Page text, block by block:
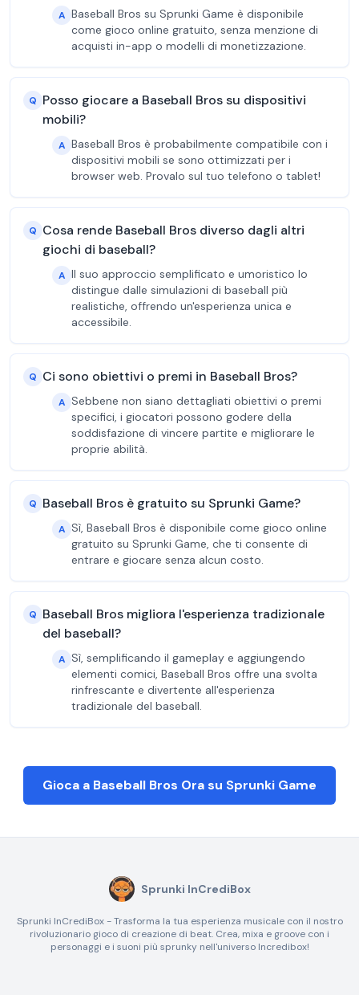
A Baseball Bros su Sprunki Game è disponibile
come gioco online gratuito, senza menzione di
acquisti in-app o modelli di monetizzazione.
Q Posso giocare a Baseball Bros su dispositivi
mobili?
A Baseball Bros è probabilmente compatibile con i
dispositivi mobili se sono ottimizzati per i
browser web. Provalo sul tuo telefono o tablet!
Q Cosa rende Baseball Bros diverso dagli altri
giochi di baseball?
A Il suo approccio semplificato e umoristico lo
distingue dalle simulazioni di baseball più
realistiche, offrendo un'esperienza unica e
accessibile.
Q Ci sono obiettivi o premi in Baseball Bros?
A Sebbene non siano dettagliati obiettivi o premi
specifici, i giocatori possono godere della
soddisfazione di vincere partite e migliorare le
proprie abilità.
Q Baseball Bros è gratuito su Sprunki Game?
A Sì, Baseball Bros è disponibile come gioco online
gratuito su Sprunki Game, che ti consente di
entrare e giocare senza alcun costo.
Q Baseball Bros migliora l'esperienza tradizionale
del baseball?
A Sì, semplificando il gameplay e aggiungendo
elementi comici, Baseball Bros offre una svolta
rinfrescante e divertente all'esperienza
tradizionale del baseball.
Gioca a Baseball Bros Ora su Sprunki Game
Sprunki InCrediBox
Sprunki InCrediBox - Trasforma la tua esperienza musicale con il nostro
rivoluzionario gioco di creazione di beat. Crea, mixa e groove con i
personaggi e i suoni più sprunky nell'universo Incredibox!